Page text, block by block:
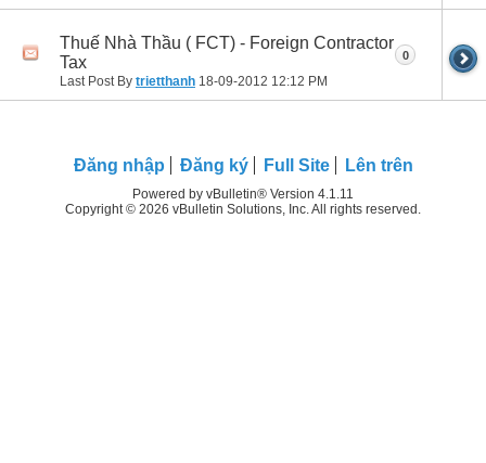
Thuế Nhà Thầu ( FCT) - Foreign Contractor
Tax
Last Post By trietthanh 18-09-2012 12:12 PM
0
Ðăng nhập Đăng ký Full Site Lên trên
Powered by vBulletin® Version 4.1.11
Copyright © 2026 vBulletin Solutions, Inc. All rights reserved.